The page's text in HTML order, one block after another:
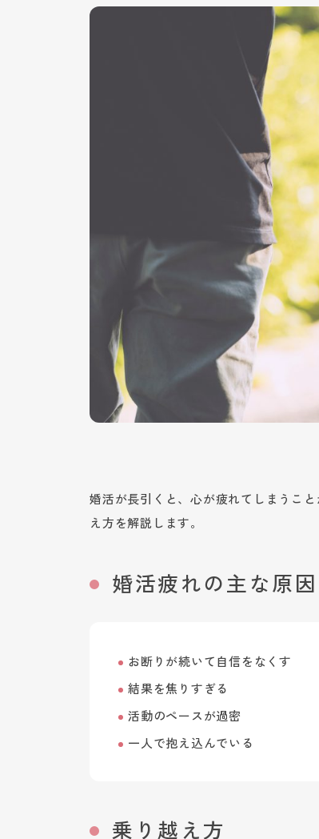
婚活が長引くと、心が疲れてしまうこ
え方を解説します。
婚活疲れの主な原因
お断りが続いて自信をなくす
結果を焦りすぎる
活動のペースが過密
一人で抱え込んでいる
乗り越え方